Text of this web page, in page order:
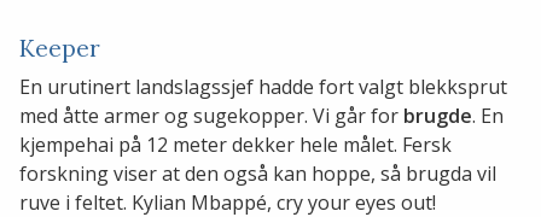
Keeper
En urutinert landslagssjef hadde fort valgt blekksprut
med åtte armer og sugekopper. Vi går for brugde. En
kjempehai på 12 meter dekker hele målet. Fersk
forskning viser at den også kan hoppe, så brugda vil
ruve i feltet. Kylian Mbappé, cry your eyes out!